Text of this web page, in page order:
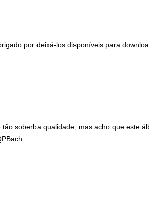
por deixá-los disponíveis para
soberba qualidade, mas acho que este